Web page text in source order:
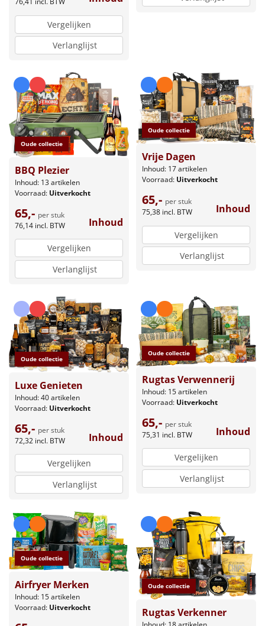
Vergelijken
Verlanglijst
Oude collectie
BBQ Plezier
Inhoud: 13 artikelen
Voorraad: Uitverkocht
65,- per stuk
76,14 incl. BTW Inhoud
Vergelijken
Verlanglijst
Oude collectie
Vrije Dagen
Inhoud: 17 artikelen
Voorraad: Uitverkocht
65,- per stuk
75,38 incl. BTW Inhoud
Vergelijken
Verlanglijst
Oude collectie
Luxe Genieten
Inhoud: 40 artikelen
Voorraad: Uitverkocht
65,- per stuk
72,32 incl. BTW Inhoud
Vergelijken
Verlanglijst
Oude collectie
Rugtas Verwennerij
Inhoud: 15 artikelen
Voorraad: Uitverkocht
65,- per stuk
75,31 incl. BTW Inhoud
Vergelijken
Verlanglijst
Oude collectie
Airfryer Merken
Inhoud: 15 artikelen
Voorraad: Uitverkocht
Oude collectie
Rugtas Verkenner